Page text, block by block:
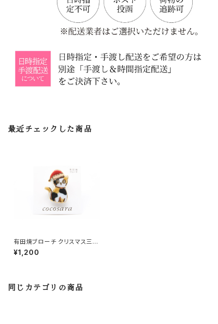
最近チェックした商品
有田焼ブローチ クリスマス三毛
猫
¥1,200
同じカテゴリの商品